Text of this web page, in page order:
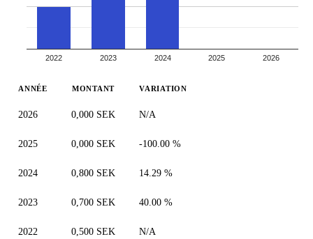
2022 2023 2024 2025 2026
ANNÉE MONTANT VARIATION
2026 0,000 SEK N/A
2025 0,000 SEK -100.00 %
2024 0,800 SEK 14.29 %
2023 0,700 SEK 40.00 %
2022 0,500 SEK N/A